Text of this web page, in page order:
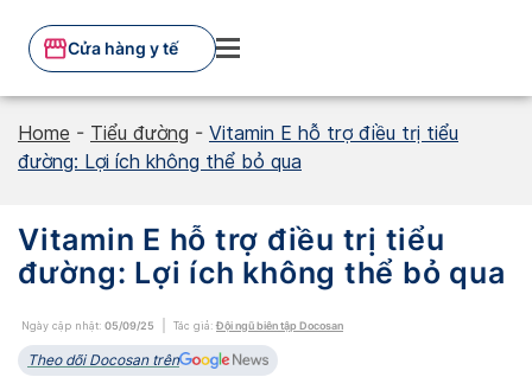
content
Cửa hàng y tế
Home - Tiểu đường - Vitamin E hỗ trợ điều trị tiểu
đường: Lợi ích không thể bỏ qua
Vitamin E hỗ trợ điều trị tiểu
đường: Lợi ích không thể bỏ qua
Ngày cập nhật: 05/09/25 Tác giả: Đội ngũ biên tập Docosan
Theo dõi Docosan trên